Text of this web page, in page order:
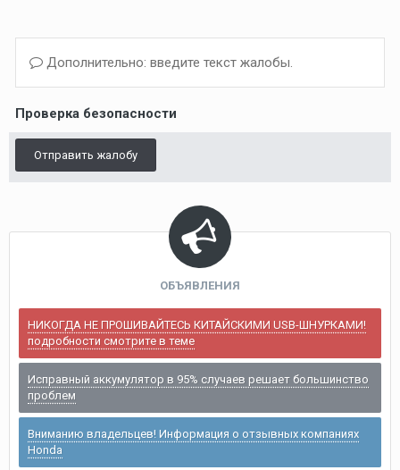
Дополнительно: введите текст жалобы.
Проверка безопасности
Отправить жалобу
ОБЪЯВЛЕНИЯ
НИКОГДА НЕ ПРОШИВАЙТЕСЬ КИТАЙСКИМИ USB-ШНУРКАМИ!
подробности смотрите в теме
Исправный аккумулятор в 95% случаев решает большинство
проблем
Вниманию владельцев! Информация о отзывных компаниях
Honda